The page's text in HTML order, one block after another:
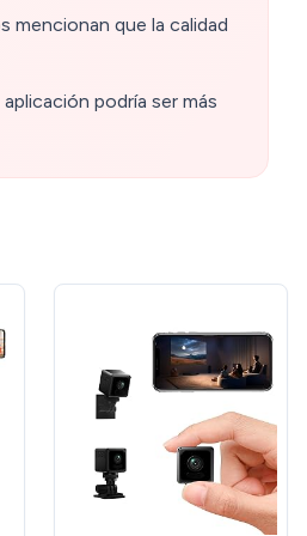
mencionan que la calidad
podría ser más